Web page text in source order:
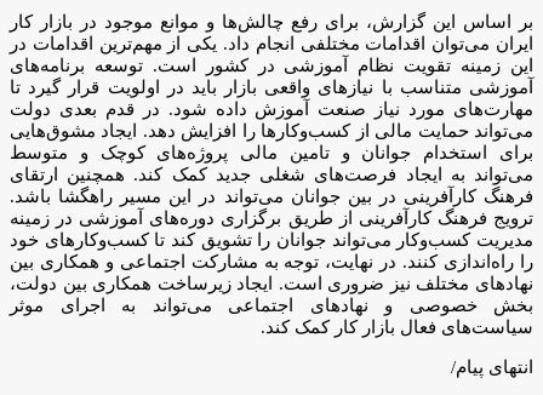
بر اساس این گزارش، برای رفع چالش‌ها و موانع موجود در بازار کار
ایران می‌توان اقدامات مختلفی انجام داد. یکی از مهم‌ترین اقدامات در
این زمینه تقویت نظام آموزشی در کشور است. توسعه برنامه‌های
آموزشی متناسب با نیازهای واقعی بازار باید در اولویت قرار گیرد تا
مهارت‌های مورد نیاز صنعت آموزش داده شود. در قدم بعدی دولت
می‌تواند حمایت مالی از کسب‌وکارها را افزایش دهد. ایجاد مشوق‌هایی
برای استخدام جوانان و تامین مالی پروژه‌های کوچک و متوسط
می‌تواند به ایجاد فرصت‌های شغلی جدید کمک کند. همچنین ارتقای
فرهنگ کارآفرینی در بین جوانان می‌تواند در این مسیر راهگشا باشد.
ترویج فرهنگ کارآفرینی از طریق برگزاری دوره‌های آموزشی در زمینه
مدیریت کسب‌وکار می‌تواند جوانان را تشویق کند تا کسب‌وکارهای خود
را راه‌اندازی کنند. در نهایت، توجه به مشارکت اجتماعی و همکاری بین
نهادهای مختلف نیز ضروری است. ایجاد زیرساخت همکاری بین دولت،
بخش خصوصی و نهادهای اجتماعی می‌تواند به اجرای موثر
سیاست‌های فعال بازار کار کمک کند.
انتهای پیام/